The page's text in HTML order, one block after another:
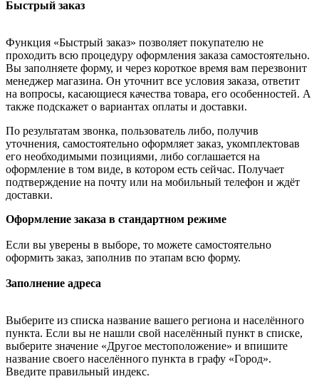
Быстрый заказ
Функция «Быстрый заказ» позволяет покупателю не
проходить всю процедуру оформления заказа самостоятельно.
Вы заполняете форму, и через короткое время вам перезвонит
менеджер магазина. Он уточнит все условия заказа, ответит
на вопросы, касающиеся качества товара, его особенностей. А
также подскажет о вариантах оплаты и доставки.
По результатам звонка, пользователь либо, получив
уточнения, самостоятельно оформляет заказ, укомплектовав
его необходимыми позициями, либо соглашается на
оформление в том виде, в котором есть сейчас. Получает
подтверждение на почту или на мобильный телефон и ждёт
доставки.
Оформление заказа в стандартном режиме
Если вы уверены в выборе, то можете самостоятельно
оформить заказ, заполнив по этапам всю форму.
Заполнение адреса
Выберите из списка название вашего региона и населённого
пункта. Если вы не нашли свой населённый пункт в списке,
выберите значение «Другое местоположение» и впишите
название своего населённого пункта в графу «Город».
Введите правильный индекс.